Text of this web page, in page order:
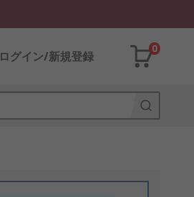
ログイン/新規登録
0